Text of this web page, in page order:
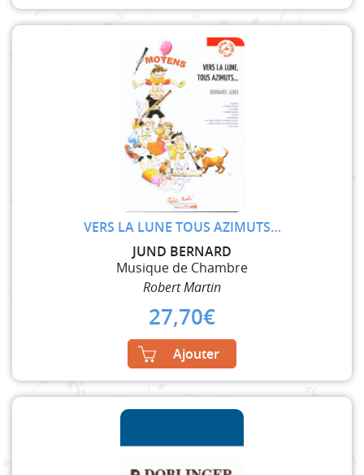
VERS LA LUNE TOUS AZIMUTS…
JUND BERNARD
Musique de Chambre
Robert Martin
27,70€
Ajouter